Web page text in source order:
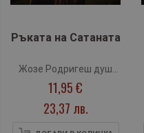
Ръката на Сатаната
Жозе Родригеш душ
Сантуш
11,95 €
23,37 лв.